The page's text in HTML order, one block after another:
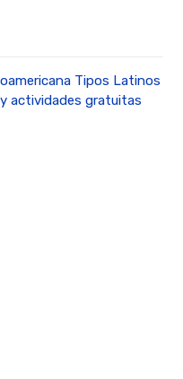
Tipos Latinos
y actividades gratuitas